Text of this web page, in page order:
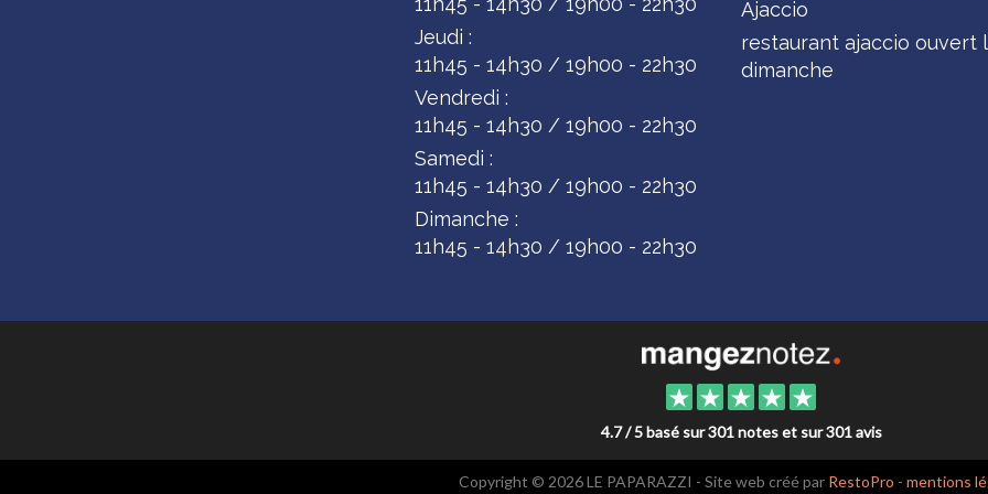
Jeudi :
11h45 - 14h30 / 19h00 - 22h30
Vendredi :
11h45 - 14h30 / 19h00 - 22h30
Samedi :
11h45 - 14h30 / 19h00 - 22h30
Dimanche :
11h45 - 14h30 / 19h00 - 22h30
Ajaccio
restaurant ajaccio ouvert
dimanche
4.7 / 5 basé sur 301 notes et sur 301 avis
Copyright © 2026 LE PAPARAZZI - Site web créé par RestoPro - mentions